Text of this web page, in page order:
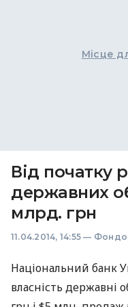
Місце
Від початку
державних
млрд. грн
11.04.2014, 14:55 —
Національний банк
власність державні